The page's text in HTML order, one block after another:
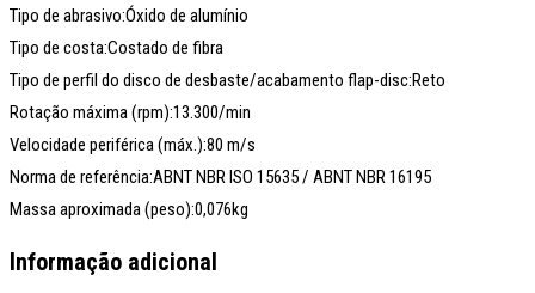
Tipo de abrasivo:Óxido de alumínio
Tipo de costa:Costado de fibra
Tipo de perfil do disco de desbaste/acabamento flap-disc:Reto
Rotação máxima (rpm):13.300/min
Velocidade periférica (máx.):80 m/s
Norma de referência:ABNT NBR ISO 15635 / ABNT NBR 16195
Massa aproximada (peso):0,076kg
Informação adicional